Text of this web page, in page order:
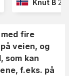
Knut B
fire
veien, og
som kan
f.eks. på